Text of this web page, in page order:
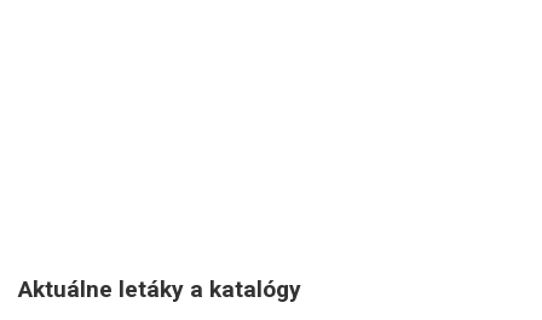
Aktuálne letáky a katalógy